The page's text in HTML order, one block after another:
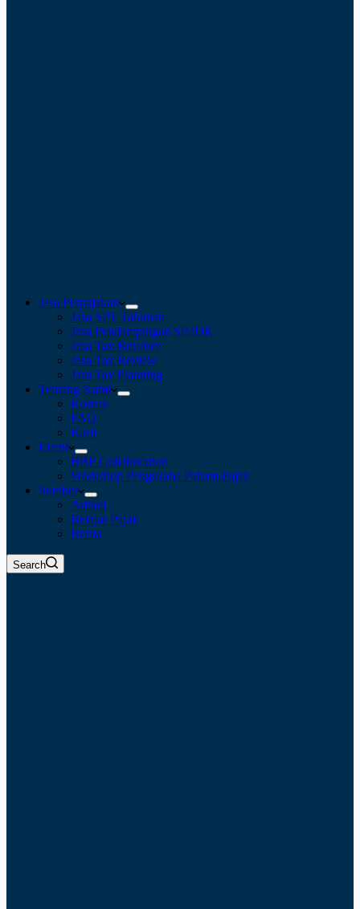
Jasa Perpajakan
Jasa SPT Tahunan
Jasa Pendampingan SP2DK
Jasa Tax Retainer
Jasa Tax Review
Jasa Tax Planning
Tentang Kami
Kontak
FAQ
Karir
Event
BBF Collaboration
Workshop Pengusaha Paham Pajak
Sumber
Artikel
Belajar Pajak
Berita
Search